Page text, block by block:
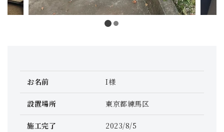
お名前 I様
設置場所 東京都練馬区
施工完了 2023/8/5